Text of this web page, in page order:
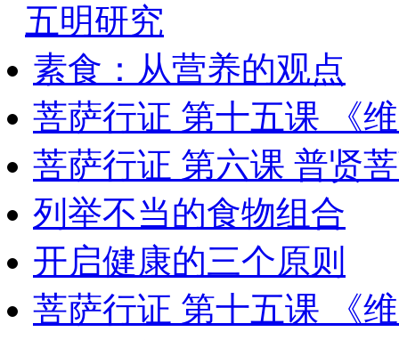
五明研究
素食：从营养的观点
菩萨行证 第十五课 《
菩萨行证 第六课 普贤
列举不当的食物组合
开启健康的三个原则
菩萨行证 第十五课 《